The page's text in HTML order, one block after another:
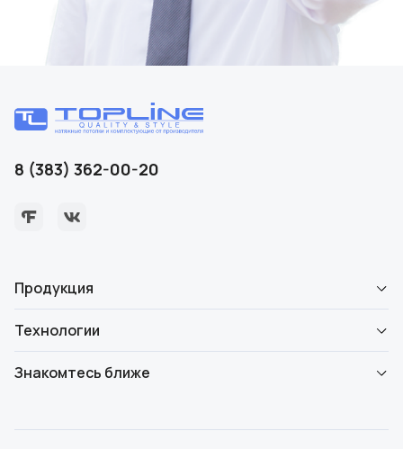
8 (383) 362-00-20
Продукция
Технологии
Знакомтесь ближе